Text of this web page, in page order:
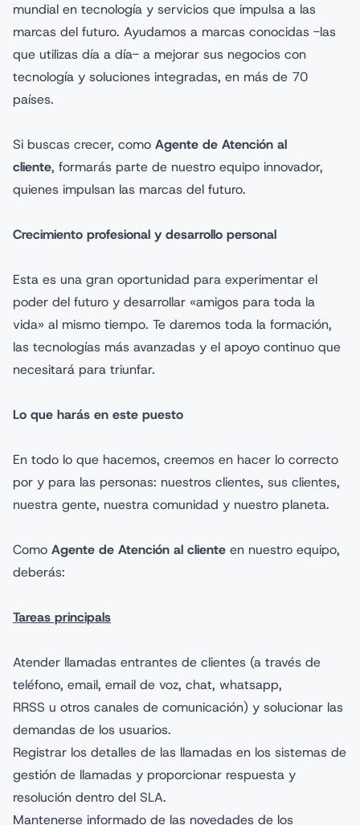
mundial en tecnología y servicios que impulsa a las
marcas del futuro. Ayudamos a marcas conocidas -las
que utilizas día a día- a mejorar sus negocios con
tecnología y soluciones integradas, en más de 70
países.
Si buscas crecer, como Agente de Atención al
cliente, formarás parte de nuestro equipo innovador,
quienes impulsan las marcas del futuro.
Crecimiento profesional y desarrollo personal
Esta es una gran oportunidad para experimentar el
poder del futuro y desarrollar «amigos para toda la
vida» al mismo tiempo. Te daremos toda la formación,
las tecnologías más avanzadas y el apoyo continuo que
necesitará para triunfar.
Lo que harás en este puesto
En todo lo que hacemos, creemos en hacer lo correcto
por y para las personas: nuestros clientes, sus clientes,
nuestra gente, nuestra comunidad y nuestro planeta.
Como Agente de Atención al cliente en nuestro equipo,
deberás:
Tareas principals
Atender llamadas entrantes de clientes (a través de
teléfono, email, email de voz, chat, whatsapp,
RRSS u otros canales de comunicación) y solucionar las
demandas de los usuarios.
Registrar los detalles de las llamadas en los sistemas de
gestión de llamadas y proporcionar respuesta y
resolución dentro del SLA.
Mantenerse informado de las novedades de los